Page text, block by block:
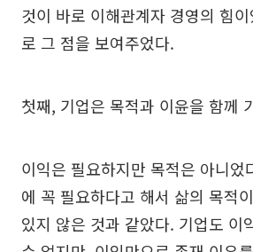
것이 바로 이해관계자 경영의 힘
로 그 점을 보여주었다.
첫째, 기업은 목적과 이윤을 함께
이익은 필요하지만 목적은 아니었
에 꼭 필요하다고 해서 삶의 목적
있지 않은 것과 같았다. 기업도 이